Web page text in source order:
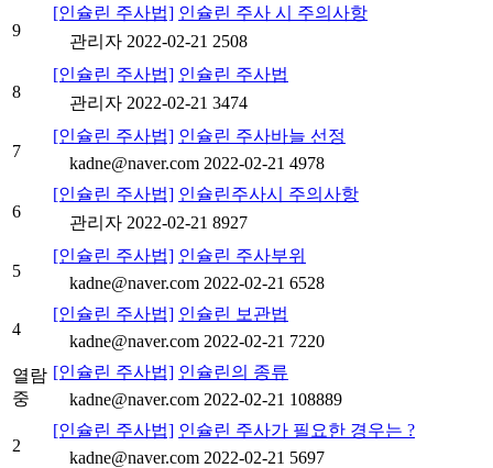
9
[인슐린 주사법] 인슐린 주사 시 주의사항
관리자 2022-02-21 2508
8
[인슐린 주사법] 인슐린 주사법
관리자 2022-02-21 3474
7
[인슐린 주사법] 인슐린 주사바늘 선정
kadne@naver.com 2022-02-21 4978
6
[인슐린 주사법] 인슐린주사시 주의사항
관리자 2022-02-21 8927
5
[인슐린 주사법] 인슐린 주사부위
kadne@naver.com 2022-02-21 6528
4
[인슐린 주사법] 인슐린 보관법
kadne@naver.com 2022-02-21 7220
열람
중
[인슐린 주사법] 인슐린의 종류
kadne@naver.com 2022-02-21 108889
2
[인슐린 주사법] 인슐린 주사가 필요한 경우는 ?
kadne@naver.com 2022-02-21 5697